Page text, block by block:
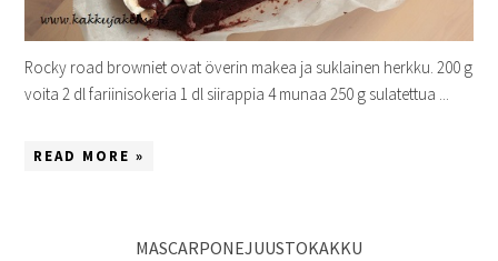
Rocky road browniet ovat överin makea ja suklainen herkku. 200 g
voita 2 dl fariinisokeria 1 dl siirappia 4 munaa 250 g sulatettua ...
READ MORE »
MASCARPONEJUUSTOKAKKU